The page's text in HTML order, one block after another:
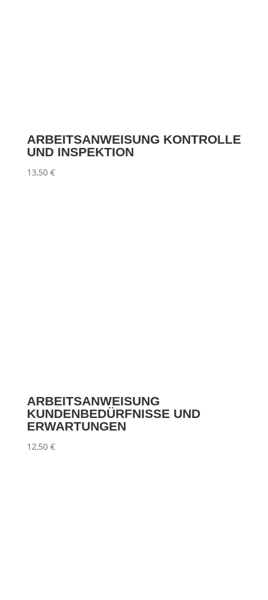
ARBEITSANWEISUNG KONTROLLE
UND INSPEKTION
13,50 €
ARBEITSANWEISUNG
KUNDENBEDÜRFNISSE UND
ERWARTUNGEN
12,50 €